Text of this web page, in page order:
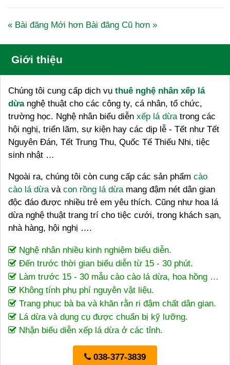
« Bài đăng Mới hơn Bài đăng Cũ hơn »
Giới thiệu
Chúng tôi cung cấp dịch vụ thuê nghệ nhân xếp lá
dừanghệ thuật cho các công ty, cá nhân, tổ chức,
trường học. Nghệ nhân biểu diễn xếp lá dừa trong các
hội nghị, triển lãm, sự kiện hay các dịp lễ - Tết như Tết
Nguyên Đán, Tết Trung Thu, Quốc Tế Thiếu Nhi, tiệc
sinh nhật …
Ngoài ra, chúng tôi còn cung cấp các sản phẩm cào
cào lá dừa và con rồng lá dừa mang đậm nét dân gian
độc đáo được nhiều trẻ em yêu thích. Cũng như hoa lá
dừa nghệ thuật trang trí cho tiệc cưới, trong khách sạn,
nhà hàng, hội nghị ….
Nghệ nhân nhiều kinh nghiệm biểu diễn.
Đến trước thời gian biểu diễn từ 15 - 30 phút.
Làm trước 15 - 30 mẫu cào cào lá dừa, hoa hồng …
Không tính phụ phí nguyên vật liệu.
Trang phục bà ba và khăn rằn ri đậm chất dân gian.
Lá dừa và dụng cụ được chuẩn bị kỹ lưỡng.
Nhận biểu diễn xếp lá dừa ở các tỉnh.
038-377-3839